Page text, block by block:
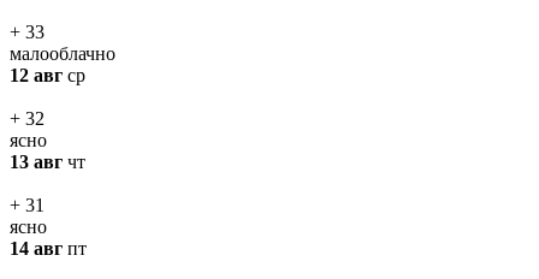
+ 33
малооблачно
12 авг ср
+ 32
ясно
13 авг чт
+ 31
ясно
14 авг пт